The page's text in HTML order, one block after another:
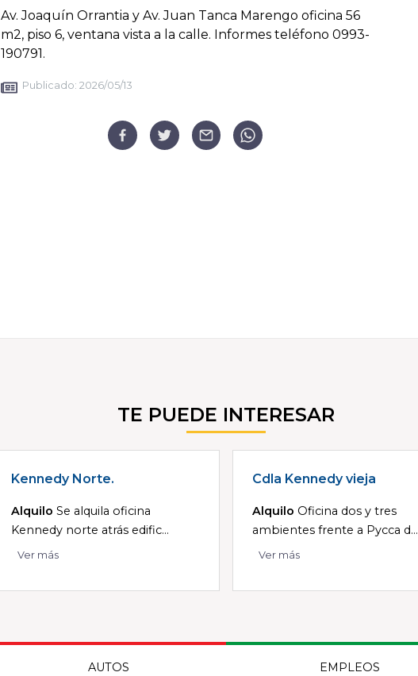
Av. Joaquín Orrantia y Av. Juan Tanca Marengo oficina 56
m2, piso 6, ventana vista a la calle. Informes teléfono 0993-
190791.
Publicado: 2026/05/13
TE PUEDE INTERESAR
Kennedy Norte.
Alquilo Se alquila oficina
Kennedy norte atrás edific...
Ver más
Cdla Kennedy vieja
Alquilo Oficina dos y tres
ambientes frente a Pycca d...
Ver más
AUTOS EMPLEOS